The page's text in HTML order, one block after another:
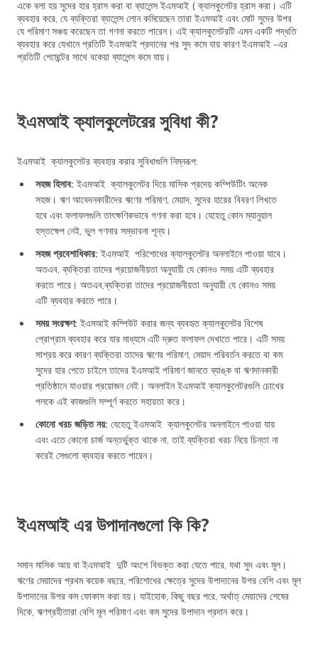
একে বলা হয় সুদের হার হ্রাস করা বা ব্যালেন্স ইএমআই ( ক্যালকুলেটর হ্রাস করা। এটি
ব্যবহার করে, যে ব্যক্তিরা ব্যালেন্স লোন কমিয়েছেন তারা ইএমআই এবং মোট সুদের উপর
যে পরিমাণ সঞ্চয় করেছেন তা গণনা করতে পারেন। এই ক্যালকুলেটরটি এমন একটি পদ্ধতি
ব্যবহার করে যেখানে প্রতিটি ইএমআই প্রদানের পর সুদ কমে যায় কারণ ইএমআই -এর
প্রতিটি পেমেন্টের সাথে বকেয়া ব্যালেন্স কমে যায়।
ইএমআই ক্যালকুলেটরের সুবিধা কী?
ইএমআই ক্যালকুলেটর ব্যবহার করার সুবিধাগুলি নিম্নরূপ:
সহজ হিসাব: ইএমআই ক্যালকুলেটর দিয়ে মাসিক প্রদেয় কম্পিউটিং অনেক
সহজ। ঋণ আবেদনকারীদের ঋণের পরিমাণ, মেয়াদ, সুদের হারের বিবরণ লিখতে
হবে এবং ফলাফলগুলি তাৎক্ষণিকভাবে গণনা করা হবে। যেহেতু কোন ম্যানুয়াল
হস্তক্ষেপ নেই, ভুল গণনার সম্ভাবনা শূন্য।
সহজ প্রবেশাধিকার: ইএমআই পরিশোধের ক্যালকুলেটর অনলাইনে পাওয়া যাবে।
অতএব, ব্যক্তিরা তাদের প্রয়োজনীয়তা অনুযায়ী যে কোনও সময় এটি ব্যবহার
করতে পারে। অতএব,ব্যক্তিরা তাদের প্রয়োজনীয়তা অনুযায়ী যে কোনও সময়
এটি ব্যবহার করতে পারে।
সময় সংরক্ষণ: ইএমআই কম্পিউট করার জন্য ব্যবহৃত ক্যালকুলেটর বিশেষ
প্রোগ্রাম ব্যবহার করে যার মাধ্যমে এটি দ্রুত ফলাফল দেখাতে পারে। এটি সময়
সাশ্রয় করে কারণ ব্যক্তিরা তাদের ঋণের পরিমাণ, মেয়াদ পরিবর্তন করতে বা কম
সুদের হার পেতে চাইলে তাদের ইএমআই পরিমাণ জানতে ব্যাঙ্ক বা ঋণদানকারী
প্রতিষ্ঠানে যাওয়ার প্রয়োজন নেই। অনলাইন ইএমআই ক্যালকুলেটরগুলি চোখের
পলকে এই কাজগুলি সম্পূর্ণ করতে সহায়তা করে।
কোনো খরচ জড়িত নয়: যেহেতু ইএমআই ক্যালকুলেটর অনলাইনে পাওয়া যায়
এবং এতে কোনো চার্জ অন্তর্ভুক্ত থাকে না, তাই ব্যক্তিরা খরচ নিয়ে চিন্তা না
করেই সেগুলো ব্যবহার করতে পারেন।
ইএমআই এর উপাদানগুলো কি কি?
সমান মাসিক আয় বা ইএমআই দুটি অংশে বিভক্ত করা যেতে পারে, যথা সুদ এবং মূল।
ঋণের মেয়াদের প্রথম কয়েক বছরে, পরিশোধের ক্ষেত্রে সুদের উপাদানের উপর বেশি এবং মূল
উপাদানের উপর কম ফোকাস করা হয়। যাইহোক, কিছু বছর পরে, অর্থাত্ মেয়াদের শেষের
দিকে, ঋণগ্রহীতারা বেশি মূল পরিমাণ এবং কম সুদের উপাদান প্রদান করে।